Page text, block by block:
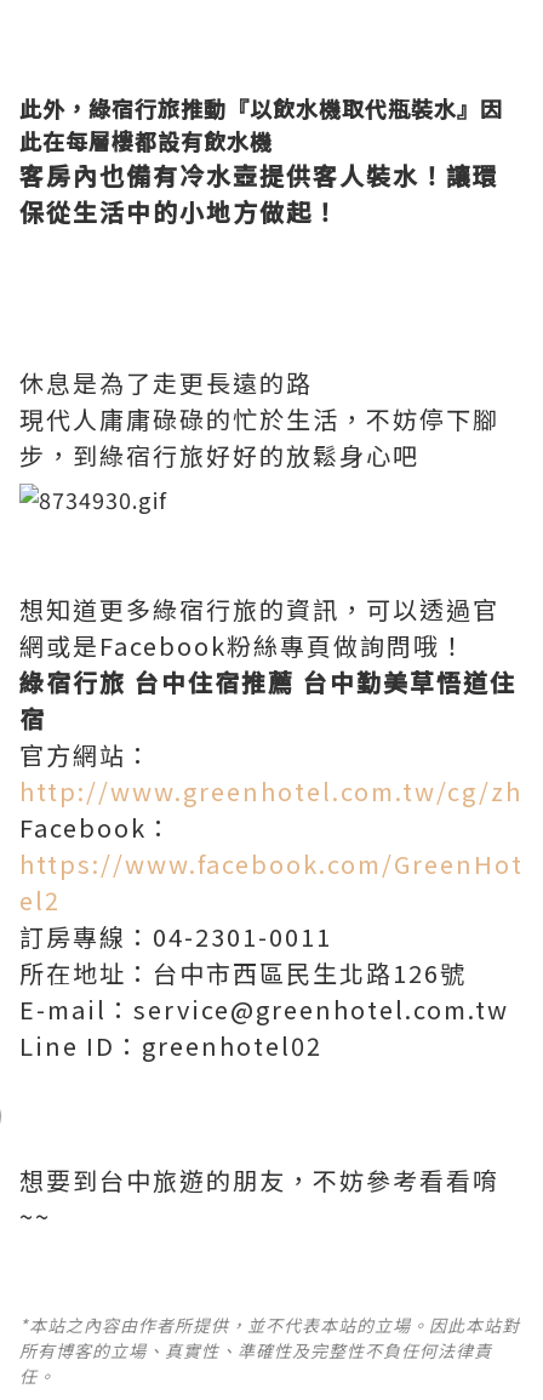
此外，綠宿行旅推動『以飲水機取代瓶裝水』因
此在每層樓都設有飲水機
客房內也備有冷水壺提供客人裝水！讓環
保從生活中的小地方做起！
休息是為了走更長遠的路
現代人庸庸碌碌的忙於生活，不妨停下腳
步，到綠宿行旅好好的放鬆身心吧
想知道更多綠宿行旅的資訊，可以透過官
網或是Facebook粉絲專頁做詢問哦！
綠宿行旅 台中住宿推薦 台中勤美草悟道住
宿
官方網站：
http://www.greenhotel.com.tw/cg/zh
Facebook：
https://www.facebook.com/GreenHot
el2
訂房專線：04-2301-0011
所在地址：台中市西區民生北路126號
E-mail：service@greenhotel.com.tw
Line ID：greenhotel02
想要到台中旅遊的朋友，不妨參考看看唷
~~
*本站之內容由作者所提供，並不代表本站的立場。因此本站對
所有博客的立場、真實性、準確性及完整性不負任何法律責
任。